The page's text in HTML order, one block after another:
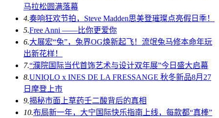
马拉松圆满落幕
4.奏响狂欢节拍，Steve Madden思美登璀璨点亮假日季！
5.Free Anni ——比你更爱你
6.大展宏“兔”，兔界OG焕新起飞！流氓兔马修本命年玩
出新花样！
7.“濮院国际当代首饰艺术与设计双年展”今日盛大启幕
8.UNIQLO x INES DE LA FRESSANGE 秋冬新品8月27
日摩登上市
9.揭秘市面上草药壬二酸背后的真相
10.布局新一年，大宁国际快乐指南上线，每款都“真棒”